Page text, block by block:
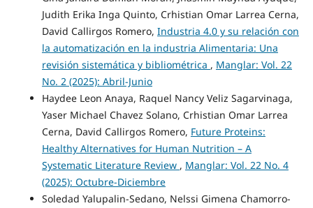
Judith Erika Inga Quinto, Crhistian Omar Larrea Cerna,
David Callirgos Romero, Industria 4.0 y su relación con
la automatización en la industria Alimentaria: Una
revisión sistemática y bibliométrica , Manglar: Vol. 22
No. 2 (2025): Abril-Junio
Haydee Leon Anaya, Raquel Nancy Veliz Sagarvinaga,
Yaser Michael Chavez Solano, Crhistian Omar Larrea
Cerna, David Callirgos Romero, Future Proteins:
Healthy Alternatives for Human Nutrition – A
Systematic Literature Review , Manglar: Vol. 22 No. 4
(2025): Octubre-Diciembre
Soledad Yalupalin-Sedano, Nelssi Gimena Chamorro-